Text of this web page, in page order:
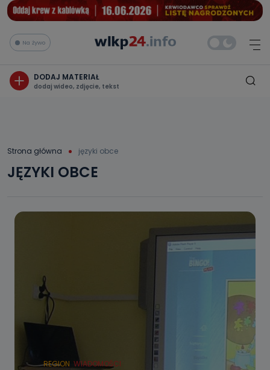
Na żywo
DODAJ MATERIAŁ
dodaj wideo, zdjęcie, tekst
Strona główna języki obce
JĘZYKI OBCE
REGION WIADOMOŚCI